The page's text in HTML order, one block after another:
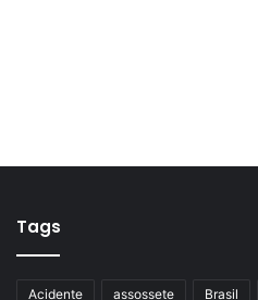
Tags
Acidente assossete Brasil